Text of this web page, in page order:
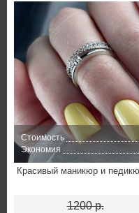
Стоимость
Экономия
Красивый маникюр и
1200 р.